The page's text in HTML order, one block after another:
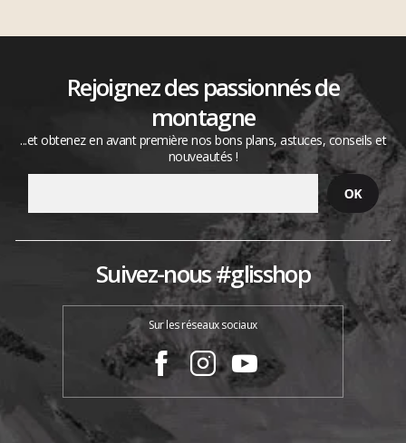
Rejoignez des passionnés de
montagne
...et obtenez en avant première nos bons plans, astuces, conseils et
nouveautés !
Suivez-nous #glisshop
Sur les réseaux sociaux